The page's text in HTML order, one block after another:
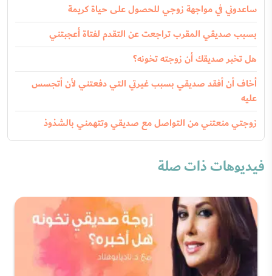
ساعدوني في مواجهة زوجي للحصول على حياة كريمة
بسبب صديقي المقرب تراجعت عن التقدم لفتاة أعجبتني
هل تخبر صديقك أن زوجته تخونه؟
أخاف أن أفقد صديقي بسبب غيرتي التي دفعتني لأن أتجسس
عليه
زوجتي منعتني من التواصل مع صديقي وتتهمني بالشذوذ
فيديوهات ذات صلة